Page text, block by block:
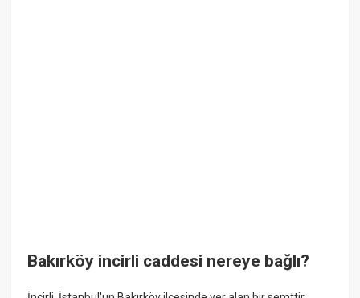
Bakırköy incirli caddesi nereye bağlı?